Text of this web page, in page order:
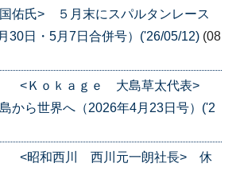
佑氏> ５月末にスパルタンレース
30日・5月7日合併号）('26/05/12) (08
】 <Ｋｏｋａｇｅ 大島草太代表>
から世界へ（2026年4月23日号）('2
”】 <昭和西川 西川元一朗社長> 休